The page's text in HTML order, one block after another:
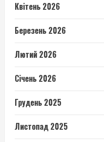
Квітень 2026
Березень 2026
Лютий 2026
Січень 2026
Грудень 2025
Листопад 2025